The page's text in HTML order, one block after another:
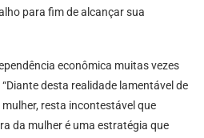
para fim de alcançar sua
econômica muitas vezes
desta realidade lamentável de
resta incontestável que
da mulher é uma estratégia que